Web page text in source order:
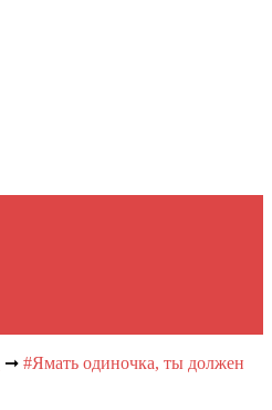
➞ #Ямать одиночка, ты должен